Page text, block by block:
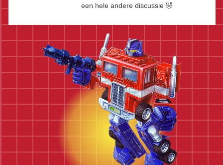
een hele andere discussie 🤣